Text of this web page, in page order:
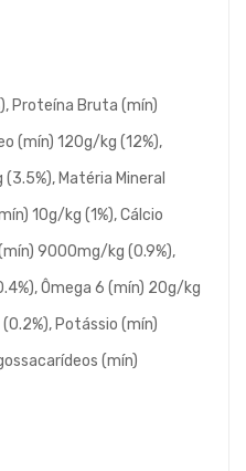
Proteína Bruta (mín)
(mín) 120g/kg (12%),
Matéria Mineral
10g/kg (1%), Cálcio
9000mg/kg (0.9%),
Ômega 6 (mín) 20g/kg
Potássio (mín)
(mín)